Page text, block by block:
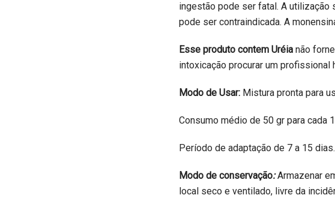
ingestão pode ser fatal. A utilização
pode ser contraindicada. A
Esse produto contem Uréia não
intoxicação procurar um profissional
Modo de Usar: Mistura pronta para
Consumo médio de 50 gr para cada
Período de adaptação de 7 a 15 dias.
Modo de conservação:Armazenar
local seco e ventilado, livre da